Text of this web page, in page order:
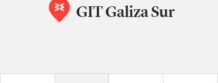
GIT Galiza Sur